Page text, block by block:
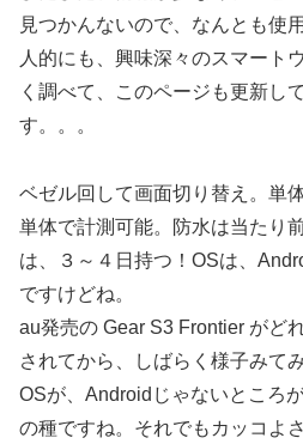
見つかんないので、なんとも使
人的にも、興味深々のスマート
く調べて、このページも更新し
す。。。
ベゼル回して画面切り替え。単
単体で計測可能。防水は当たり
は、３～４日持つ！OSは、
ですけどね。
au発売の Gear S3 Frontier がど
されてから、しばらく様子みて
OSが、Androidじゃないところ
の種ですね。それでもカッコよ